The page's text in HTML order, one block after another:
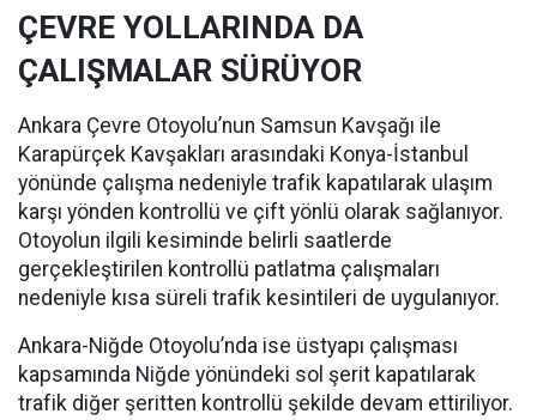
ÇEVRE YOLLARINDA DA
ÇALIŞMALAR SÜRÜYOR
Ankara Çevre Otoyolu’nun Samsun Kavşağı ile
Karapürçek Kavşakları arasındaki Konya-İstanbul
yönünde çalışma nedeniyle trafik kapatılarak ulaşım
karşı yönden kontrollü ve çift yönlü olarak sağlanıyor.
Otoyolun ilgili kesiminde belirli saatlerde
gerçekleştirilen kontrollü patlatma çalışmaları
nedeniyle kısa süreli trafik kesintileri de uygulanıyor.
Ankara-Niğde Otoyolu’nda ise üstyapı çalışması
kapsamında Niğde yönündeki sol şerit kapatılarak
trafik diğer şeritten kontrollü şekilde devam ettiriliyor.